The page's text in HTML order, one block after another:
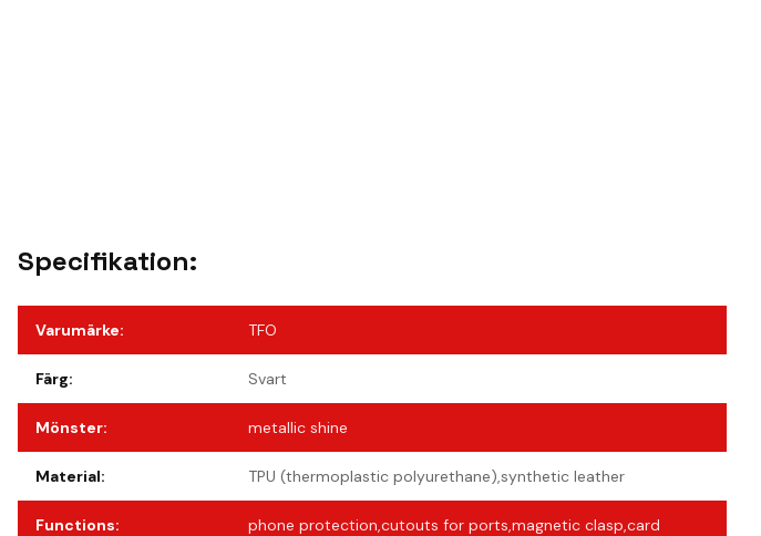
Specifikation:
Varumärke: TFO
Färg: Svart
Mönster: metallic shine
Material: TPU (thermoplastic polyurethane),synthetic leather
Functions:
phone protection,cutouts for ports,magnetic clasp,card